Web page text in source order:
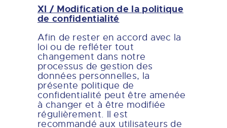
XI / Modification de la politique
de confidentialité
Afin de rester en accord avec la
loi ou de refléter tout
changement dans notre
processus de gestion des
données personnelles, la
présente politique de
confidentialité peut être amenée
à changer et à être modifiée
régulièrement. Il est
recommandé aux utilisateurs de